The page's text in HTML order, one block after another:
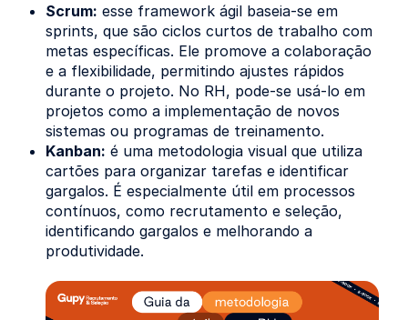
Scrum: esse framework ágil baseia-se em
sprints, que são ciclos curtos de trabalho com
metas específicas. Ele promove a colaboração
e a flexibilidade, permitindo ajustes rápidos
durante o projeto. No RH, pode-se usá-lo em
projetos como a implementação de novos
sistemas ou programas de treinamento.
Kanban: é uma metodologia visual que utiliza
cartões para organizar tarefas e identificar
gargalos. É especialmente útil em processos
contínuos, como recrutamento e seleção,
identificando gargalos e melhorando a
produtividade.